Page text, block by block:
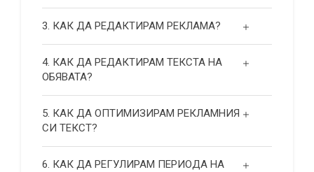
3. КАК ДА РЕДАКТИРАМ РЕКЛАМА?
4. КАК ДА РЕДАКТИРАМ ТЕКСТА НА
ОБЯВАТА?
5. КАК ДА ОПТИМИЗИРАМ РЕКЛАМНИЯ
СИ ТЕКСТ?
6. КАК ДА РЕГУЛИРАМ ПЕРИОДА НА